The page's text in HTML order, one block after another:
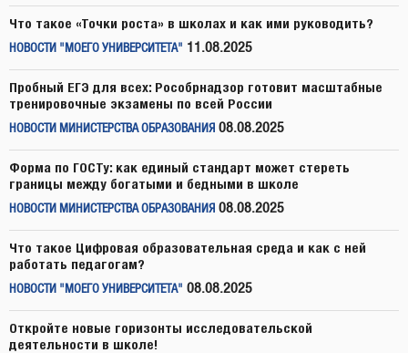
Что такое «Точки роста» в школах и как ими руководить?
НОВОСТИ "МОЕГО УНИВЕРСИТЕТА" 11.08.2025
Пробный ЕГЭ для всех: Рособрнадзор готовит масштабные
тренировочные экзамены по всей России
НОВОСТИ МИНИСТЕРСТВА ОБРАЗОВАНИЯ 08.08.2025
Форма по ГОСТу: как единый стандарт может стереть
границы между богатыми и бедными в школе
НОВОСТИ МИНИСТЕРСТВА ОБРАЗОВАНИЯ 08.08.2025
Что такое Цифровая образовательная среда и как с ней
работать педагогам?
НОВОСТИ "МОЕГО УНИВЕРСИТЕТА" 08.08.2025
Откройте новые горизонты исследовательской
деятельности в школе!